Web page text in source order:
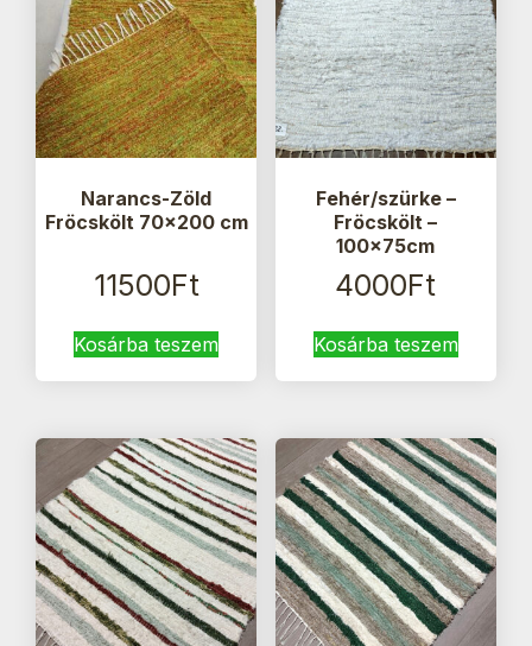
Narancs-Zöld
Fröcskölt 70×200 cm
11500Ft
Kosárba teszem
Fehér/szürke –
Fröcskölt –
100x75cm
4000Ft
Kosárba teszem